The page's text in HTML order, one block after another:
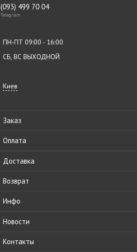
(093) 499 70 04
Telegram
ПН-ПТ 09:00 - 16:00
СБ, ВС ВЫХОДНОЙ
Киев
Заказ
Оплата
Доставка
Возврат
Инфо
Новости
Контакты